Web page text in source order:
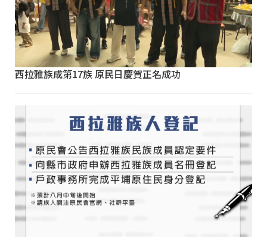
西拉雅族成第17族 原民日慶賀正名成功